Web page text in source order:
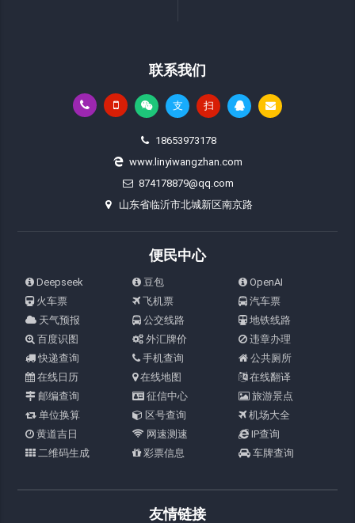
联系我们
支 扫
18653973178
www.linyiwangzhan.com
874178879@qq.com
山东省临沂市北城新区南京路
便民中心
Deepseek 豆包
OpenAI
火车票
飞机票
汽车票
天气预报
公交线路
地铁线路
百度识图
外汇牌价
违章办理
快递查询
手机查询
公共厕所
在线日历
在线地图
在线翻译
邮编查询
征信中心
旅游景点
单位换算
区号查询
机场大全
黄道吉日
网速测速
IP查询
二维码生成
彩票信息 车牌查询
友情链接